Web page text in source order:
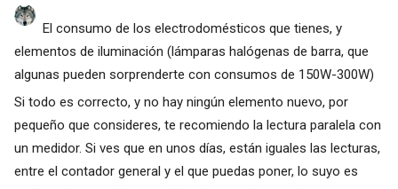
El consumo de los electrodomésticos que tienes, y
elementos de iluminación (lámparas halógenas de barra, que
algunas pueden sorprenderte con consumos de 150W-300W)
Si todo es correcto, y no hay ningún elemento nuevo, por
pequeño que consideres, te recomiendo la lectura paralela con
un medidor. Si ves que en unos días, están iguales las lecturas,
entre el contador general y el que puedas poner, lo suyo es